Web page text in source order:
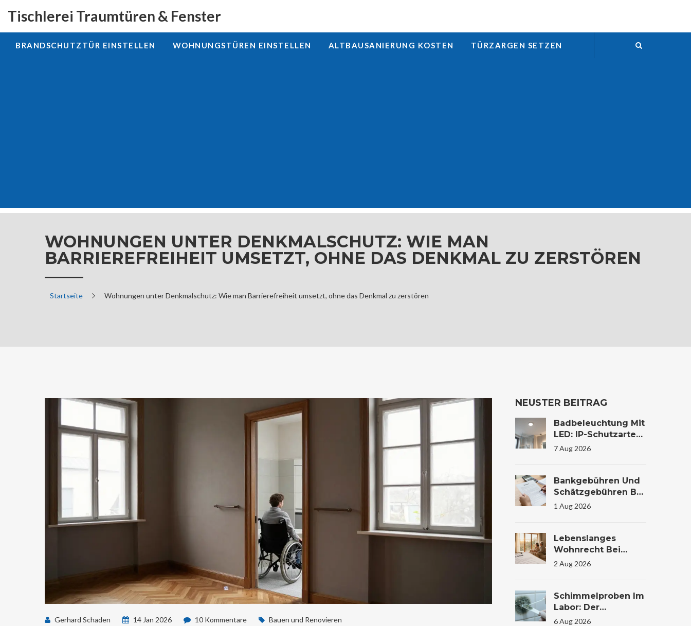
Tischlerei Traumtüren & Fenster
BRANDSCHUTZTÜR EINSTELLEN WOHNUNGSTÜREN EINSTELLEN ALTBAUSANIERUNG KOSTEN TÜRZARGEN SETZEN
WOHNUNGEN UNTER DENKMALSCHUTZ: WIE MAN
BARRIEREFREIHEIT UMSETZT, OHNE DAS DENKMAL ZU ZERSTÖREN
Startseite Wohnungen unter Denkmalschutz: Wie man Barrierefreiheit umsetzt, ohne das Denkmal zu zerstören
Gerhard Schaden 14 Jan 2026 10 Kommentare Bauen und Renovieren
NEUSTER BEITRAG
Badbeleuchtung Mit
LED: IP-Schutzarten
Und Zonen Richtig
7 Aug 2026
Bankgebühren Und
Schätzgebühren Bei
Immobilienfinanzier
Sparen
1 Aug 2026
Lebenslanges
Wohnrecht Bei
Immobilienübertrag
2 Aug 2026
Schimmelproben Im
Labor: Der
Komplette Guide Zu
6 Aug 2026